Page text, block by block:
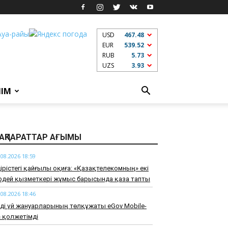
USD
467.48
EUR
539.52
RUB
5.73
UZS
3.93
АҒЫМЫ
18:59
қайғылы оқиға: «Қазақтелекомның» екі
қызметкері жұмыс барысында қаза тапты
18:46
үй жануарларының төлқұжаты eGov Mobile-
қолжетімді